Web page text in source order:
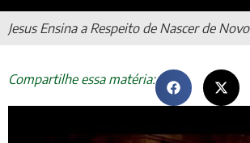
Jesus Ensina a Respeito de Nascer de Novo
Compartilhe essa matéria: